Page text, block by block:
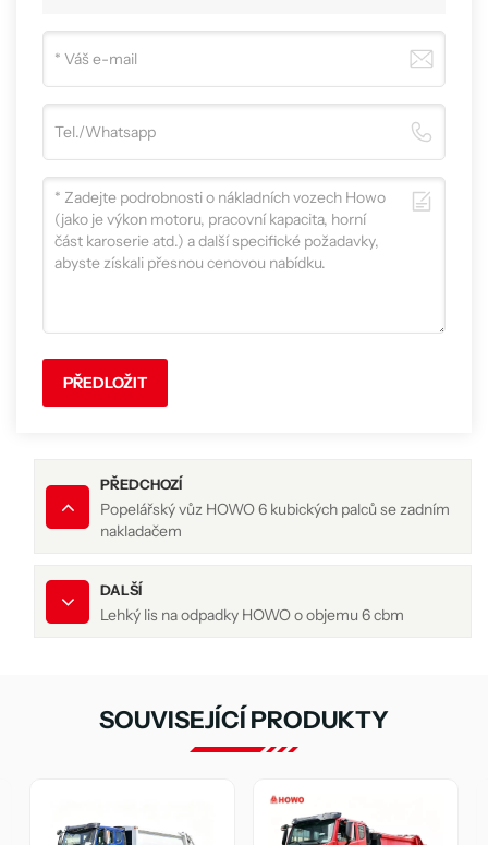
PŘEDLOŽIT
PŘEDCHOZÍ
Popelářský vůz HOWO 6 kubických palců se zadním
nakladačem
DALŠÍ
Lehký lis na odpadky HOWO o objemu 6 cbm
SOUVISEJÍCÍ PRODUKTY